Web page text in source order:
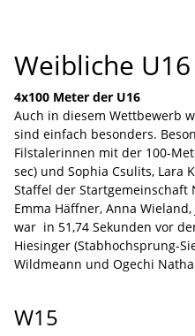
Weibliche U16
4x100 Meter der U16
Auch in diesem Wettbewerb
sind einfach besonders.
Filstalerinnen mit der 100-
sec) und Sophia Csulits, Lara
Staffel der
Emma Häffner, Anna
war in 51,74 Sekunden vor
Hiesinger (Stabhochsprung-
Wildmeann und Ogechi
W15